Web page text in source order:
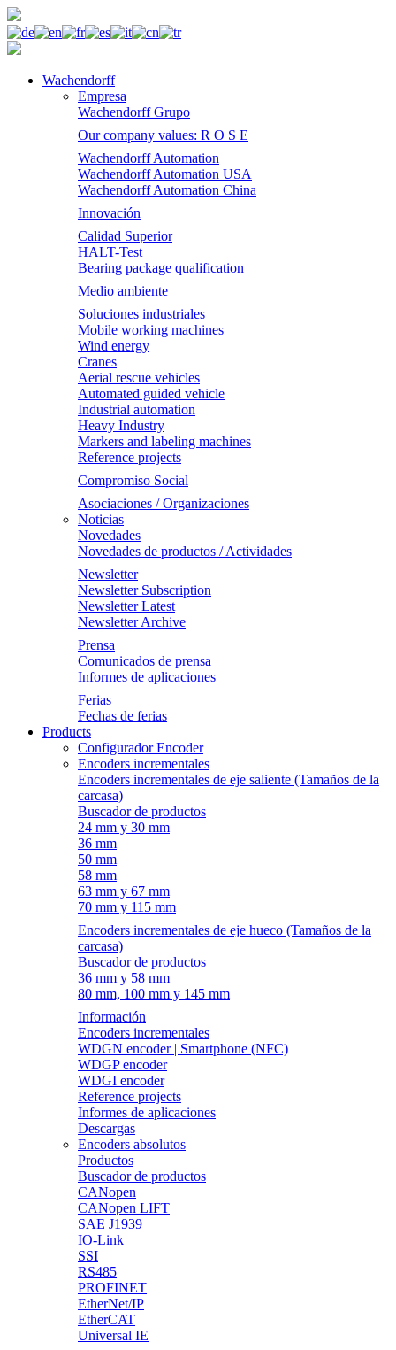
Wachendorff
Empresa
Wachendorff Grupo
Our company values: R O S E
Wachendorff Automation
Wachendorff Automation USA
Wachendorff Automation China
Innovación
Calidad Superior
HALT-Test
Bearing package qualification
Medio ambiente
Soluciones industriales
Mobile working machines
Wind energy
Cranes
Aerial rescue vehicles
Automated guided vehicle
Industrial automation
Heavy Industry
Markers and labeling machines
Reference projects
Compromiso Social
Asociaciones / Organizaciones
Noticias
Novedades
Novedades de productos / Actividades
Newsletter
Newsletter Subscription
Newsletter Latest
Newsletter Archive
Prensa
Comunicados de prensa
Informes de aplicaciones
Ferias
Fechas de ferias
Products
Configurador Encoder
Encoders incrementales
Encoders incrementales de eje saliente (Tamaños de la
carcasa)
Buscador de productos
24 mm y 30 mm
36 mm
50 mm
58 mm
63 mm y 67 mm
70 mm y 115 mm
Encoders incrementales de eje hueco (Tamaños de la
carcasa)
Buscador de productos
36 mm y 58 mm
80 mm, 100 mm y 145 mm
Información
Encoders incrementales
WDGN encoder | Smartphone (NFC)
WDGP encoder
WDGI encoder
Reference projects
Informes de aplicaciones
Descargas
Encoders absolutos
Productos
Buscador de productos
CANopen
CANopen LIFT
SAE J1939
IO-Link
SSI
RS485
PROFINET
EtherNet/IP
EtherCAT
Universal IE